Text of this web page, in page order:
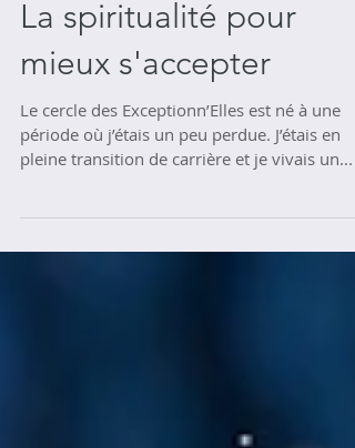
La spiritualité pour
mieux s'accepter
période où j’étais un peu perdue. J’étais en